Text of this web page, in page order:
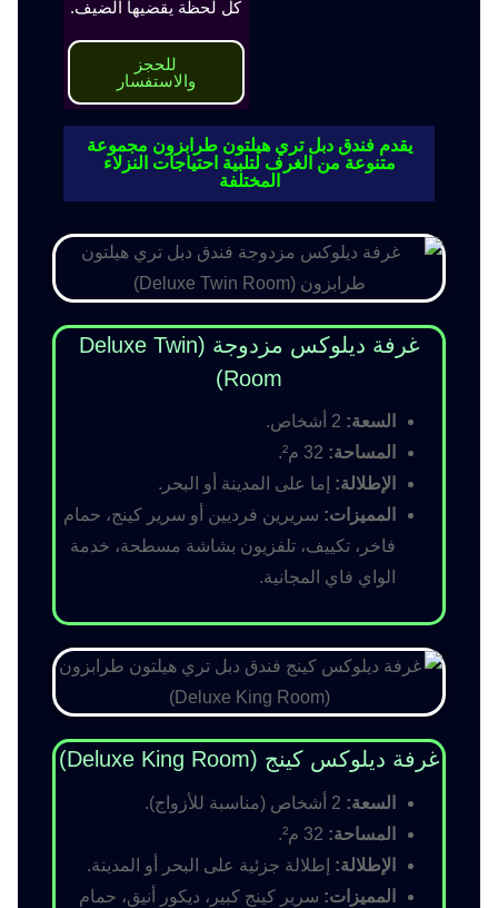
كل لحظة يقضيها الضيف.
للحجز
والاستفسار
يقدم فندق دبل تري هيلتون طرابزون مجموعة
متنوعة من الغرف لتلبية احتياجات النزلاء
المختلفة
غرفة ديلوكس مزدوجة (Deluxe Twin
Room)
السعة:
المساحة:
الإطلالة: إما على المدينة أو البحر.
المميزات: سريرين فرديين أو سرير كينج، حمام
فاخر، تكييف، تلفزيون بشاشة مسطحة، خدمة
الواي فاي المجانية.
غرفة ديلوكس كينج (Deluxe King Room)
السعة:
المساحة:
الإطلالة: إطلالة جزئية على البحر أو المدينة.
المميزات: سرير كينج كبير، ديكور أنيق، حمام